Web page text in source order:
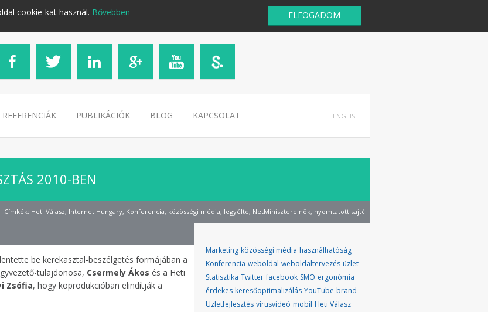
cookie-kat használ. Bővebben ELFOGADOM
REFERENCIÁK PUBLIKÁCIÓK BLOG KAPCSOLAT ENGLISH
2010-BEN
Címkék: Heti Válasz, Internet Hungary, Konferencia, közösségi média, legyélte, NetMiniszterelnök, nyomtatott sajtó
be kerekasztal-beszélgetés formájában a
tulajdonosa, Csermely Ákos és a Heti
Zsófia, hogy koprodukcióban elindítják a
Marketing közösségi média használhatóság
Konferencia weboldal weboldaltervezés üzlet
Statisztika Twitter facebook SMO ergonómia
érdekes keresőoptimalizálás YouTube brand
Üzletfejlesztés vírusvideó mobil Heti Válasz